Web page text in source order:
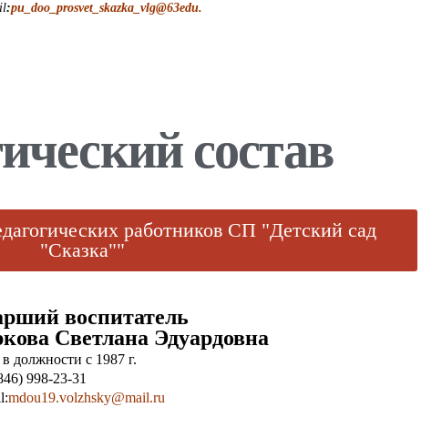
:pu_doo_prosvet_skazka_vlg@63edu.
состав
работников СП "Детский сад
"Сказка""
воспитатель
Светлана Эдуардовна
должности с 1987 г.
998-23-31
mdou19.volzhsky@mail.ru